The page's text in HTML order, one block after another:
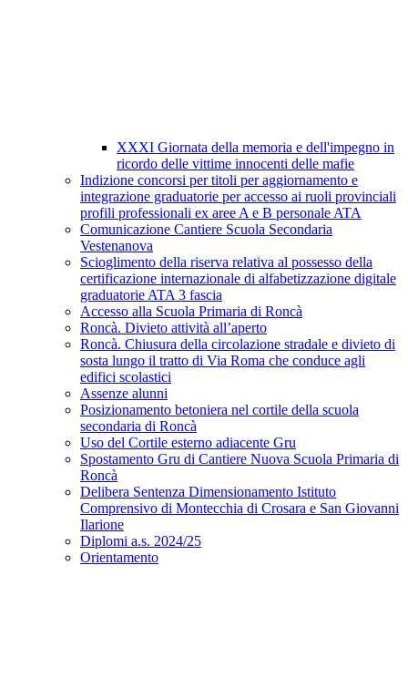
XXXI Giornata della memoria e dell'impegno in
ricordo delle vittime innocenti delle mafie
Indizione concorsi per titoli per aggiornamento e
integrazione graduatorie per accesso ai ruoli provinciali
profili professionali ex aree A e B personale ATA
Comunicazione Cantiere Scuola Secondaria
Vestenanova
Scioglimento della riserva relativa al possesso della
certificazione internazionale di alfabetizzazione digitale
graduatorie ATA 3 fascia
Accesso alla Scuola Primaria di Roncà
Roncà. Divieto attività all’aperto
Roncà. Chiusura della circolazione stradale e divieto di
sosta lungo il tratto di Via Roma che conduce agli
edifici scolastici
Assenze alunni
Posizionamento betoniera nel cortile della scuola
secondaria di Roncà
Uso del Cortile esterno adiacente Gru
Spostamento Gru di Cantiere Nuova Scuola Primaria di
Roncà
Delibera Sentenza Dimensionamento Istituto
Comprensivo di Montecchia di Crosara e San Giovanni
Ilarione
Diplomi a.s. 2024/25
Orientamento